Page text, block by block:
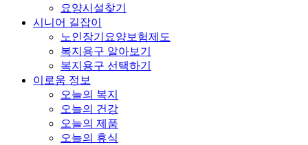
요양시설찾기
시니어 길잡이
노인장기요양보험제도
복지용구 알아보기
복지용구 선택하기
이로움 정보
오늘의 복지
오늘의 건강
오늘의 제품
오늘의 휴식